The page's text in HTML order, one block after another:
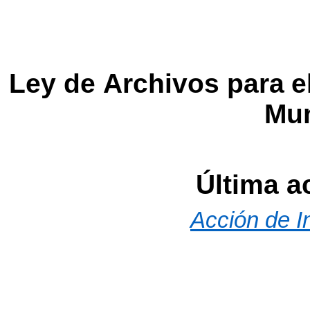
Ley de Archivos para
Última
Acción de